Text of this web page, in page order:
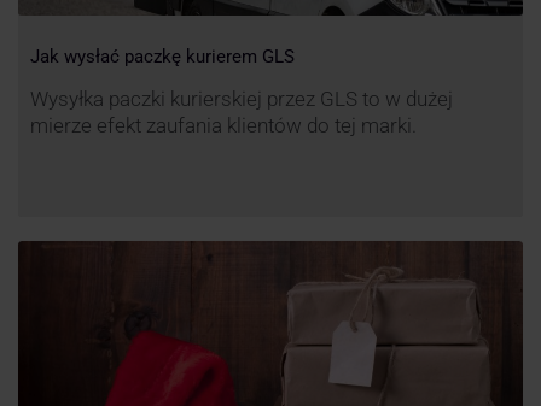
Jak wysłać paczkę kurierem GLS
Wysyłka paczki kurierskiej przez GLS to w dużej
mierze efekt zaufania klientów do tej marki.